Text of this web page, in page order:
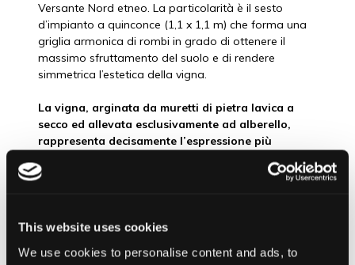
This website uses cookies
We use cookies to personalise content and ads, to
Versante Nord etneo. La particolarità è il sesto
d’impianto a quinconce (1,1 x 1,1 m) che forma una
griglia armonica di rombi in grado di ottenere il
massimo sfruttamento del suolo e di rendere
simmetrica l’estetica della vigna.
La vigna, arginata da muretti di pietra lavica a
secco ed allevata esclusivamente ad alberello,
rappresenta decisamente l’espressione più
l’accumulo di materiale ferroso, elemento principale
vulcanica a trama fine a reazione subacida che da’
microelementi, aspetti determinanti sul risultato